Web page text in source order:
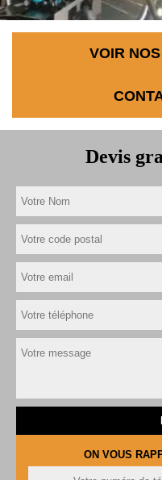
VOIR
Devis
ON VOUS